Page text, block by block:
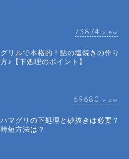
73874 view
グリルで本格的！鮎の塩焼きの作り
方♪【下処理のポイント】
69680 view
ハマグリの下処理と砂抜きは必要？
時短方法は？